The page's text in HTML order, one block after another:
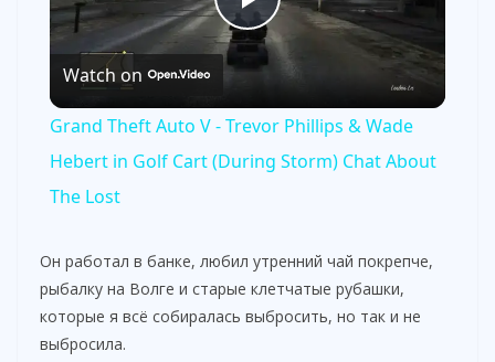
P
l
a
V
Watch on
Grand Theft Auto V - Trevor Phillips & Wade
Hebert in Golf Cart (During Storm) Chat About
The Lost
Он работал в банке, любил утренний чай покрепче,
рыбалку на Волге и старые клетчатые рубашки,
которые я всё собиралась выбросить, но так и не
выбросила.